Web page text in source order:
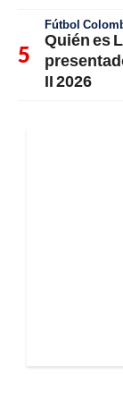
Fútbol
Quién es
II 2026